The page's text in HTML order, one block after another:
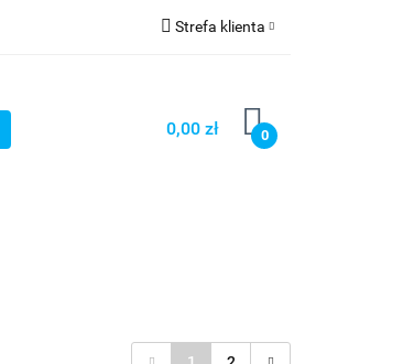
Strefa klienta
Zarejestruj się
Dodaj zgłoszenie
0,00 zł 0